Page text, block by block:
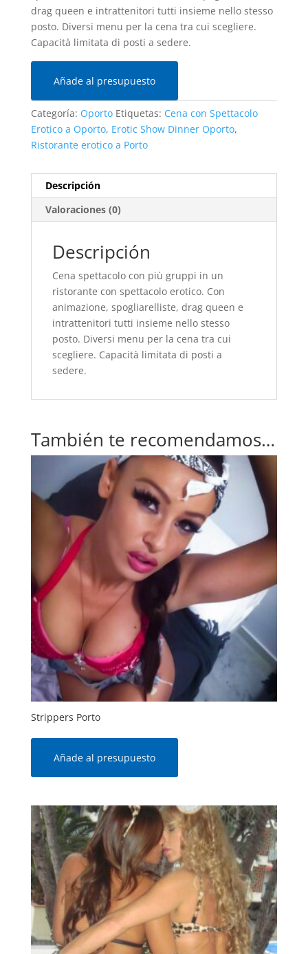
drag queen e intrattenitori tutti insieme nello stesso
posto. Diversi menu per la cena tra cui scegliere.
Capacità limitata di posti a sedere.
Añade al presupuesto
Categoría: Oporto Etiquetas: Cena con Spettacolo
Erotico a Oporto, Erotic Show Dinner Oporto,
Ristorante erotico a Porto
Descripción
Valoraciones (0)
Descripción
Cena spettacolo con più gruppi in un
ristorante con spettacolo erotico. Con
animazione, spogliarelliste, drag queen e
intrattenitori tutti insieme nello stesso
posto. Diversi menu per la cena tra cui
scegliere. Capacità limitata di posti a
sedere.
También te recomendamos…
Strippers Porto
Añade al presupuesto